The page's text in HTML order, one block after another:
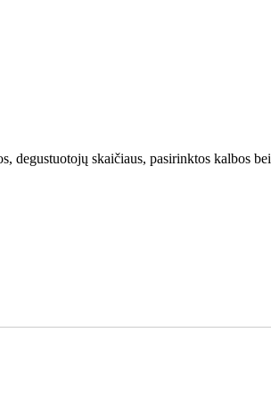
degustuotojų skaičiaus, pasirinktos kalbos bei